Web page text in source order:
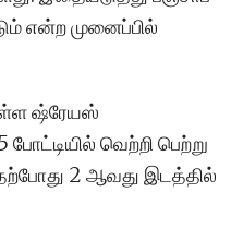
என்ற முனைப்பில்
ஷ்ரேயஸ்
வெற்றி பெற்று
தற்போது 2 ஆவது இடத்தில்